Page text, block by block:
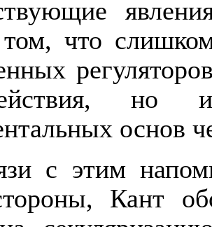
что
но
основ
с этим
Кант